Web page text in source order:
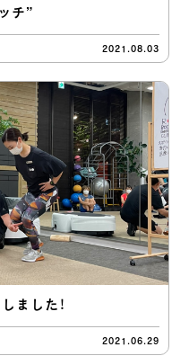
チ”
2021.08.03
ました！
2021.06.29